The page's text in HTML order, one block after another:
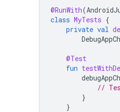
@RunWith(
class MyTests {
private val
@Test
fun
//
}
}